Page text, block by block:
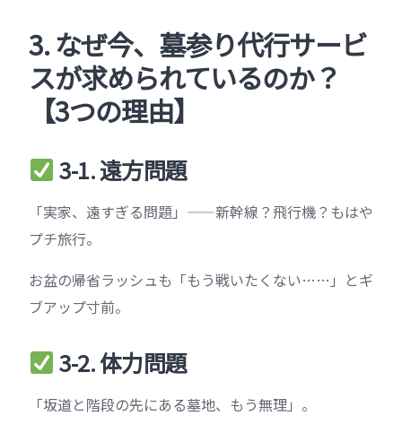
3. なぜ今、墓参り代行サービ
スが求められているのか？
【3つの理由】
3-1. 遠方問題
「実家、遠すぎる問題」——新幹線？飛行機？もはや
プチ旅行。
お盆の帰省ラッシュも「もう戦いたくない……」とギ
ブアップ寸前。
3-2. 体力問題
「坂道と階段の先にある墓地、もう無理」。